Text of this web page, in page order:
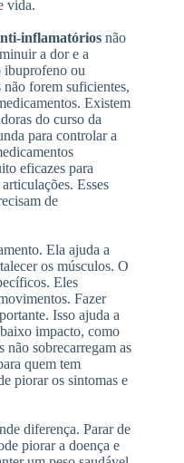
vida.
inflamatórios não
a dor e a
ibuprofeno ou
forem suficientes,
Existem
do curso da
para controlar a
eficazes para
Esses
de
Ela ajuda a
os músculos. O
Eles
Fazer
Isso ajuda a
impacto, como
não sobrecarregam as
quem tem
piorar os sintomas e
diferença. Parar de
piorar a doença e